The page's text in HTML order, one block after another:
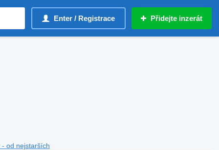
Enter / Registrace Přidejte inzerát
- od nejstarších